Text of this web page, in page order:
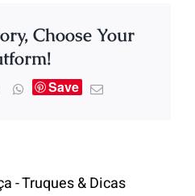
Choose Your
Save
- Truques & Dicas